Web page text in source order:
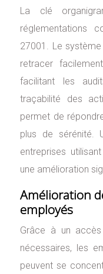
La clé
réglementations
27001. Le
retracer
facilitant les
traçabilité des
permet de
plus de sérénité.
entreprises
une amélioration
Amélioration
employés
Grâce à un
nécessaires, les
peuvent se